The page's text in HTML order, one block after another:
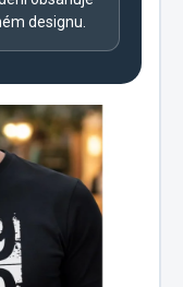
designu.